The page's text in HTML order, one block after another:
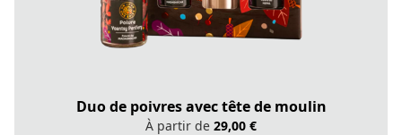
Duo de poivres avec tête de moulin
À partir de 29,00 €